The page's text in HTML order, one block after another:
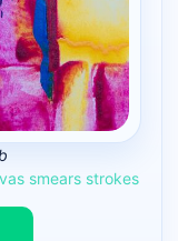
smears strokes